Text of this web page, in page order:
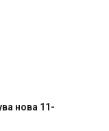
нова 11-